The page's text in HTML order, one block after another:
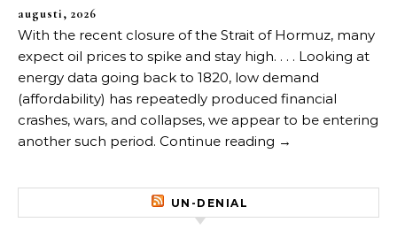
augusti, 2026
With the recent closure of the Strait of Hormuz, many
expect oil prices to spike and stay high. . . . Looking at
energy data going back to 1820, low demand
(affordability) has repeatedly produced financial
crashes, wars, and collapses, we appear to be entering
another such period. Continue reading →
UN-DENIAL